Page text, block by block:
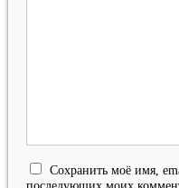
Сохранить моё имя,